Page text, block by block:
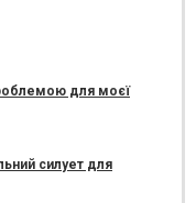
для моєї
силует для